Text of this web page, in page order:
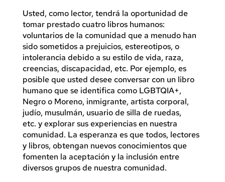
Usted, como lector, tendrá la oportunidad de
tomar prestado cuatro libros humanos:
voluntarios de la comunidad que a menudo han
sido sometidos a prejuicios, estereotipos, o
intolerancia debido a su estilo de vida, raza,
creencias, discapacidad, etc. Por ejemplo, es
posible que usted desee conversar con un libro
humano que se identifica como LGBTQIA+,
Negro o Moreno, inmigrante, artista corporal,
judío, musulmán, usuario de silla de ruedas,
etc. y explorar sus experiencias en nuestra
comunidad. La esperanza es que todos, lectores
y libros, obtengan nuevos conocimientos que
fomenten la aceptación y la inclusión entre
diversos grupos de nuestra comunidad.